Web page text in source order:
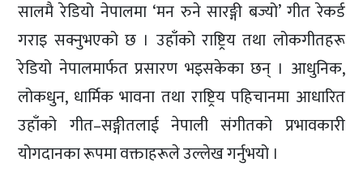
सालमै रेडियो नेपालमा ‘मन रुने सारङ्गी बज्यो’ गीत रेकर्ड
गराइ सक्नुभएको छ । उहाँको राष्ट्रिय तथा लोकगीतहरू
रेडियो नेपालमार्फत प्रसारण भइसकेका छन् । आधुनिक,
लोकधुन, धार्मिक भावना तथा राष्ट्रिय पहिचानमा आधारित
उहाँको गीत–सङ्गीतलाई नेपाली संगीतको प्रभावकारी
योगदानका रूपमा वक्ताहरूले उल्लेख गर्नुभयो ।